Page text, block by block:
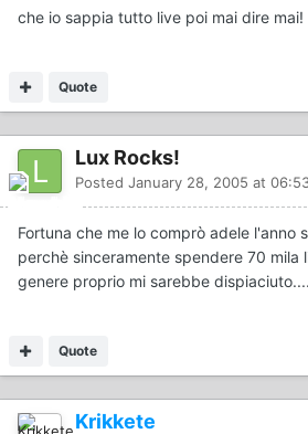
che io sappia tutto live poi mai dire mai!
Quote
Lux Rocks!
Posted January 28, 2005 at
Fortuna che me lo comprò adele l'anno
perchè sinceramente spendere 70 mila
genere proprio mi sarebbe dispiaciuto....
Quote
Krikkete